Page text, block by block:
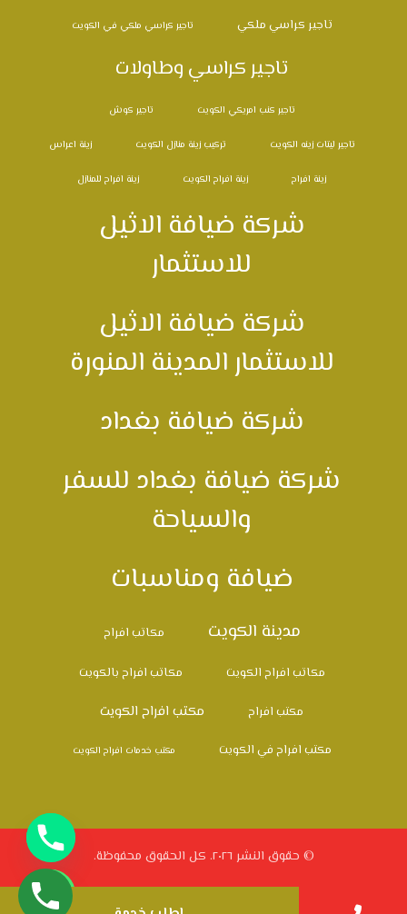
تاجير كراسي ملكي تاجير كراسي ملكي في الكويت
تاجير كراسي وطاولات
تاجير كنب امريكي الكويت تاجير كوش
تاجير ليتات زينه الكويت تركيب زينة منازل الكويت زينة اعراس
زينة افراح زينة افراح الكويت زينة افراح للمنازل
شركة ضيافة الاثيل
للاستثمار
شركة ضيافة الاثيل
للاستثمار المدينة المنورة
شركة ضيافة بغداد
شركة ضيافة بغداد للسفر
والسياحة
ضيافة ومناسبات
مدينة الكويت مكاتب افراح
مكاتب افراح الكويت مكاتب افراح بالكويت
مكتب افراح مكتب افراح الكويت
مكتب افراح في الكويت مكتب خدمات افراح الكويت
© حقوق النشر ٢٠٢٦. كل الحقوق محفوظة.